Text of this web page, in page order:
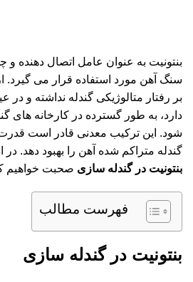
بنتونیت به عنوان عامل اتصال دهنده و
سنگ آهن مورد استفاده قرار می گیرد.
بر رفتار متالوژیکی گندله نداشته و
دارد، به طور گسترده در کارخانه
شود. این ترکیب معدنی قادر است
گندله متراکم شده آهن را بهبود دهد. در
بنتونیت در گندله سازی صحبت خواهیم
فهرست مطالب
بنتونیت در گندله سازی